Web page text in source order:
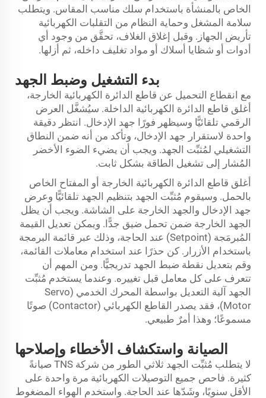
الخاص بالمنشأة باستخدام سلك مناسب المقاس. ويتطلب
سلامة المشغل وحماية النظام من التقلبات الكهربائية
تأريض الجهاز. وقبل إغلاق الغلاف، تحقَّق من وجود أي
أدوات أو شظايا أسلاك أو مواد تغليف داخله، ثم أزلها.
بدء التشغيل وضبط الجهد
مع انقطاع التحميل عن قاطع الدائرة الكهربائية الخارجة،
أغلق قاطع الدائرة الكهربائية الداخلة. سيُشغَّل العرض
الرقمي تلقائيًّا وسيظهر فورًا جهد الإدخال. انتظر دقيقة
واحدة لاستقرار جهد الإدخال، وتأكد من أنه ضمن النطاق
التشغيلي لمُثبِّت الجهد. ويجب أن يضيء الضوء الأخضر
المُشار إلى تشغيل الطاقة بشكل ثابت.
أغلق قاطع الدائرة الكهربائية الخارجة أو المفتاح الخاص
بالحمل. وسيقوم مُثبِّت الجهد بتنظيم الجهد تلقائيًّا وعرض
جهد الإدخال والجهد الخارجة على الشاشة. ويجب أن يظل
الجهد الخارجة ضمن تحمل ضيق جدًّا. ويمكن تعديل القيمة
المُبرمَجة (Setpoint) عند الحاجة، وذلك عبر قائمة البرمجة
باستخدام الأزرار. كن حذرًا عند استخدام معاملات القائمة،
وقم بتعديل نقطة ضبط الجهد تدريجيًّا. ومن المهم أن
تتعرف على كل معامل قبل تغييره. وعندما يستخدم مُثبِّت
الجهد آلية التعديل بواسطة المحرك الخدمي (Servo
Motor)، فقد يصدر القاطع الكهربائي (Contactor) صوتًا
مسموعًا؛ وهذا أمرٌ طبيعي.
الصيانة واستكشاف الأخطاء وإصلاحها
لا يتطلب مُثبِّت الجهد ثلاثي الطور من شركة TNS صيانةً
كثيرة. فاحص جميع التوصيلات الكهربائية مرة واحدة على
الأقل سنويًا، وشَدّها عند الحاجة. واستخدم الهواء المضغوط